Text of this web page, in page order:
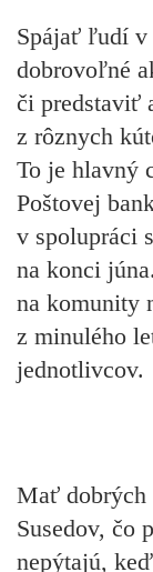
Spájať ľudí v
dobrovoľné
či predstaviť
z rôznych
To je hlavný
Poštovej
v spolupráci
na konci
na komunity
z minulého
jednotlivcov.
Mať dobrých
Susedov, čo
nepýtajú,